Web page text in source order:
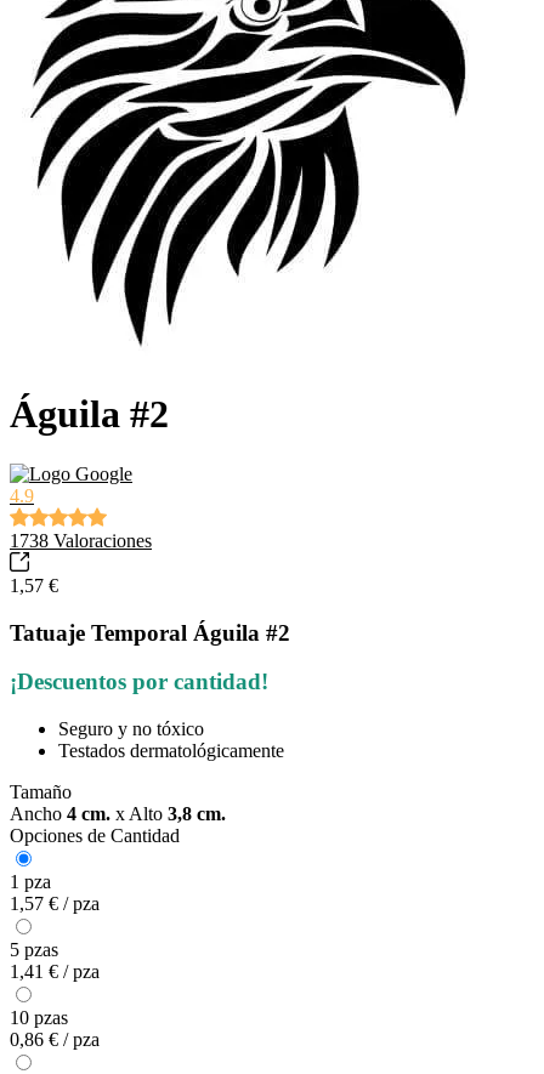
Águila #2
4.9
1738 Valoraciones
1,57 €
Tatuaje Temporal Águila #2
¡Descuentos por cantidad!
Seguro y no tóxico
Testados dermatológicamente
Tamaño
Ancho 4 cm. x Alto 3,8 cm.
Opciones de Cantidad
1 pza
1,57 € / pza
5 pzas
1,41 € / pza
10 pzas
0,86 € / pza